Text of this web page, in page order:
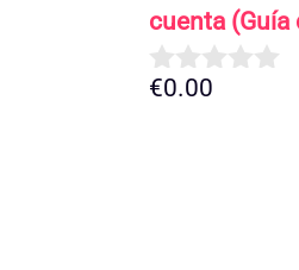
cuenta (Guía
0
€0.00